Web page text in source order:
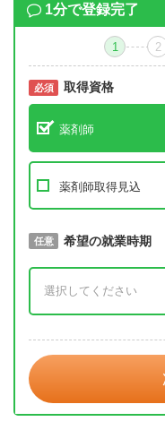
1分で登録完了
1 2
必須 取得資格
薬剤師
薬剤師取得見込
必須 取得予定年
任意 希望の就業時期